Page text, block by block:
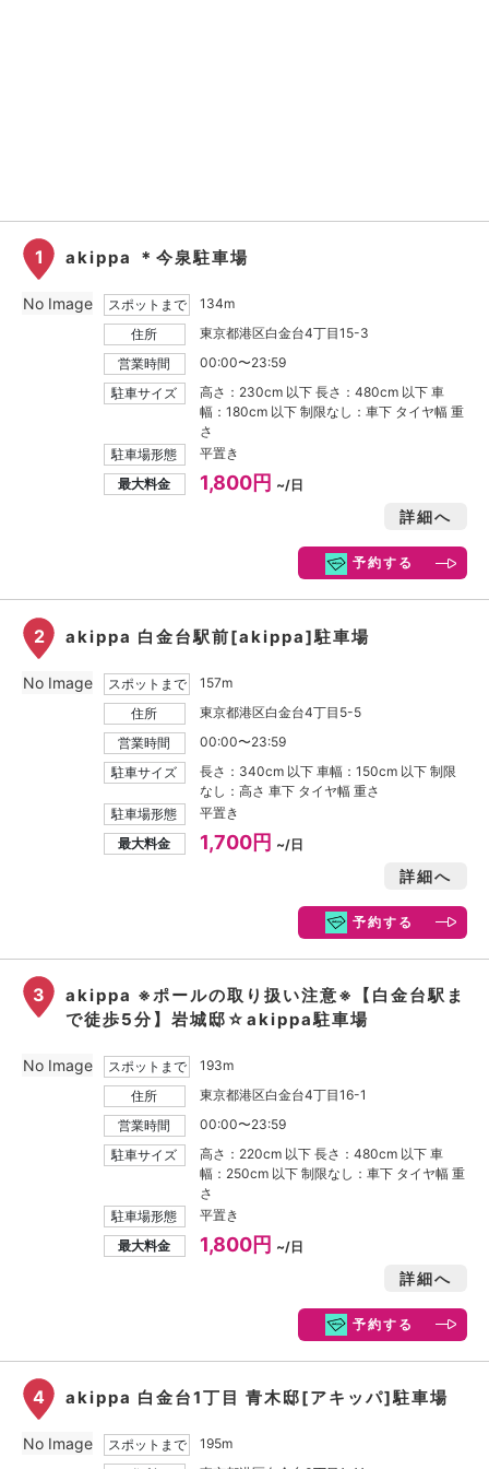
1 akippa ＊今泉駐車場
スポットまで
134m
住所
東京都港区白金台4丁目15-3
営業時間
00:00〜23:59
駐車サイズ
高さ：230cm 以下 長さ：480cm 以下 車
幅：180cm 以下 制限なし：車下 タイヤ幅 重
さ
駐車場形態
平置き
最大料金
1,800円 ~/日
詳細へ
予約する
No Image
2 akippa 白金台駅前[akippa]駐車場
スポットまで
157m
住所
東京都港区白金台4丁目5-5
営業時間
00:00〜23:59
駐車サイズ
長さ：340cm 以下 車幅：150cm 以下 制限
なし：高さ 車下 タイヤ幅 重さ
駐車場形態
平置き
最大料金
1,700円 ~/日
詳細へ
予約する
No Image
3
akippa ※ポールの取り扱い注意※【白金台駅ま
で徒歩5分】岩城邸☆akippa駐車場
スポットまで
193m
住所
東京都港区白金台4丁目16-1
営業時間
00:00〜23:59
駐車サイズ
高さ：220cm 以下 長さ：480cm 以下 車
幅：250cm 以下 制限なし：車下 タイヤ幅 重
さ
駐車場形態
平置き
最大料金
1,800円 ~/日
詳細へ
予約する
No Image
4 akippa 白金台1丁目 青木邸[アキッパ]駐車場
スポットまで
195m
No Image